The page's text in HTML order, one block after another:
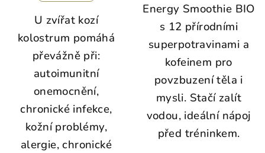
U zvířat kozí
kolostrum pomáhá
převážně při:
autoimunitní
onemocnění,
chronické infekce,
kožní problémy,
alergie, chronické
Energy Smoothie BIO
s 12 přírodními
superpotravinami a
kofeinem pro
povzbuzení těla i
mysli. Stačí zalít
vodou, ideální nápoj
před tréninkem.